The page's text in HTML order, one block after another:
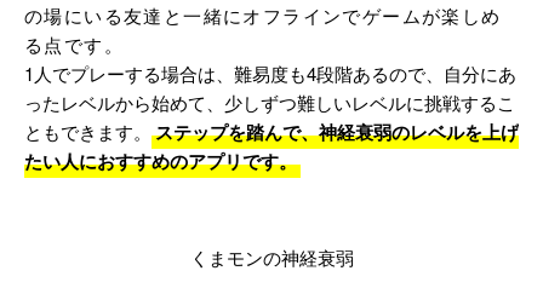
の場にいる友達と一緒にオフラインでゲームが楽しめ
る点です。
1人でプレーする場合は、難易度も4段階あるので、自分にあ
ったレベルから始めて、少しずつ難しいレベルに挑戦するこ
ともできます。
ステップを踏んで、神経衰弱のレベルを上げ
たい人におすすめのアプリです。
くまモンの神経衰弱